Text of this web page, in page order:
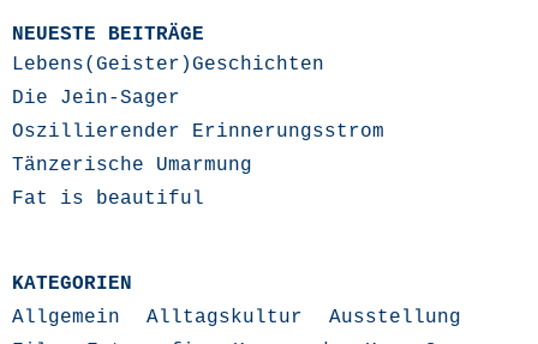
NEUESTE BEITRÄGE
Lebens(Geister)Geschichten
Die Jein-Sager
Oszillierender Erinnerungsstrom
Tänzerische Umarmung
Fat is beautiful
KATEGORIEN
Allgemein
Alltagskultur
Ausstellung